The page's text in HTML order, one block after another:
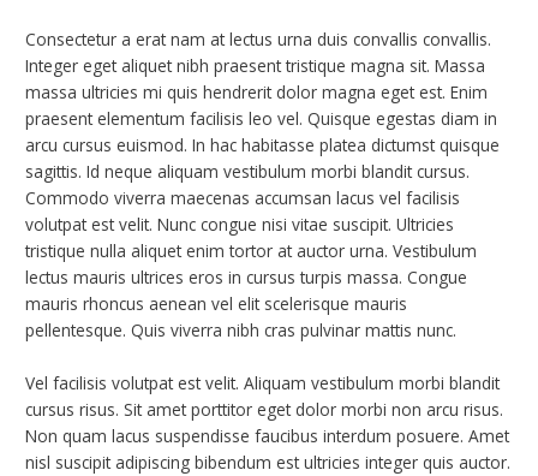
Consectetur a erat nam at lectus urna duis convallis convallis.
Integer eget aliquet nibh praesent tristique magna sit. Massa
massa ultricies mi quis hendrerit dolor magna eget est. Enim
praesent elementum facilisis leo vel. Quisque egestas diam in
arcu cursus euismod. In hac habitasse platea dictumst quisque
sagittis. Id neque aliquam vestibulum morbi blandit cursus.
Commodo viverra maecenas accumsan lacus vel facilisis
volutpat est velit. Nunc congue nisi vitae suscipit. Ultricies
tristique nulla aliquet enim tortor at auctor urna. Vestibulum
lectus mauris ultrices eros in cursus turpis massa. Congue
mauris rhoncus aenean vel elit scelerisque mauris
pellentesque. Quis viverra nibh cras pulvinar mattis nunc.
Vel facilisis volutpat est velit. Aliquam vestibulum morbi blandit
cursus risus. Sit amet porttitor eget dolor morbi non arcu risus.
Non quam lacus suspendisse faucibus interdum posuere. Amet
nisl suscipit adipiscing bibendum est ultricies integer quis auctor.